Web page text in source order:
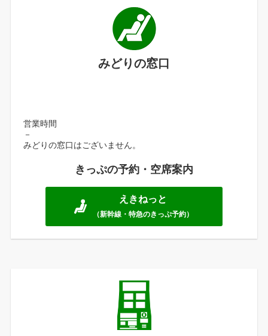
みどりの窓口
営業時間
－
みどりの窓口はございません。
きっぷの予約・空席案内
えきねっと
（新幹線・特急のきっぷ予約）